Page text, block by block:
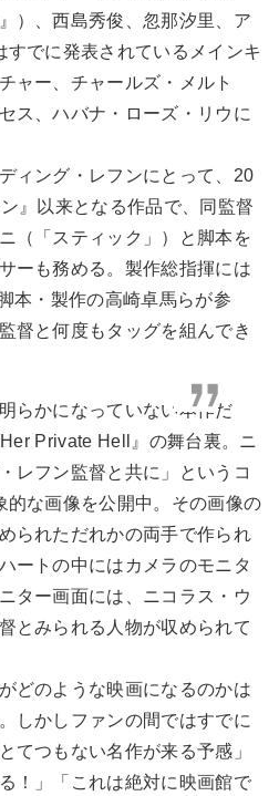
）、西島秀俊、忽那汐里、ア
すでに発表されているメインキ
ャー、チャールズ・メルト
ス、ハバナ・ローズ・リウに
ィング・レフンにとって、20
』以来となる作品で、同監督
（「スティック」）と脚本を
ーも務める。製作総指揮には
本・製作の高崎卓馬らが参
督と何度もタッグを組んでき
らかになっていない本作だ
Private Hell』の舞台裏。ニ
レフン監督と共に」というコ
的な画像を公開中。その画像の
られただれかの両手で作られ
ートの中にはカメラのモニタ
ター画面には、ニコラス・ウ
とみられる人物が収められて
どのような映画になるのかは
しかしファンの間ではすでに
てつもない名作が来る予感」
！」「これは絶対に映画館で